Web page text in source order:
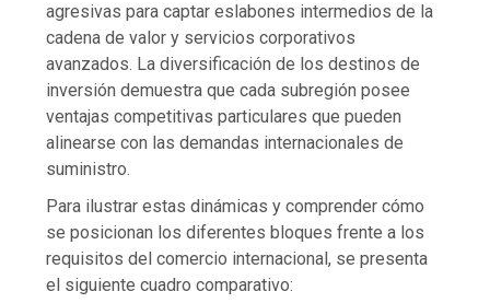
agresivas para captar eslabones intermedios de la
cadena de valor y servicios corporativos
avanzados. La diversificación de los destinos de
inversión demuestra que cada subregión posee
ventajas competitivas particulares que pueden
alinearse con las demandas internacionales de
suministro.
Para ilustrar estas dinámicas y comprender cómo
se posicionan los diferentes bloques frente a los
requisitos del comercio internacional, se presenta
el siguiente cuadro comparativo: